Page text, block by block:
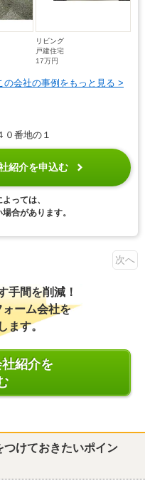
リビング
戸建住宅
17万円
の会社の事例をもっと見る >
番地の１
紹介を申込む
っては、
合があります。
次へ
手間を削減！
ーム会社を
ます。
紹介を
けておきたいポイン